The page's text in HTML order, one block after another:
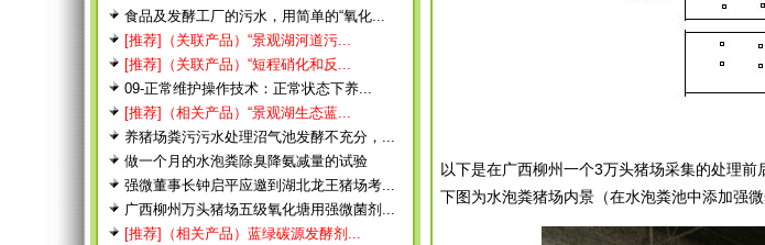
食品及发酵工厂的污水，用简单的“氧化...
[推荐]（关联产品）“景观湖河道污...
[推荐]（关联产品）“短程硝化和反...
09-正常维护操作技术：正常状态下养...
[推荐]（相关产品）“景观湖生态蓝...
养猪场粪污污水处理沼气池发酵不充分，...
做一个月的水泡粪除臭降氨减量的试验
强微董事长钟启平应邀到湖北龙王猪场考...
广西柳州万头猪场五级氧化塘用强微菌剂...
[推荐]（相关产品）蓝绿碳源发酵剂...
以下是在广西柳州一个3万头猪场采集的处理前
下图为水泡粪猪场内景（在水泡粪池中添加强